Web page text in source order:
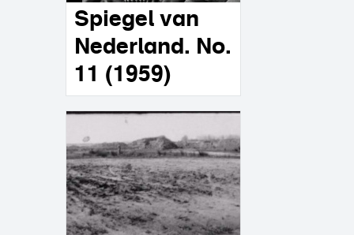
Spiegel van
Nederland. No.
11 (1959)